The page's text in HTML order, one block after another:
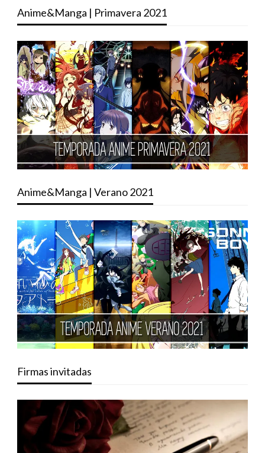
Anime&Manga | Primavera 2021
Anime&Manga | Verano 2021
Firmas invitadas